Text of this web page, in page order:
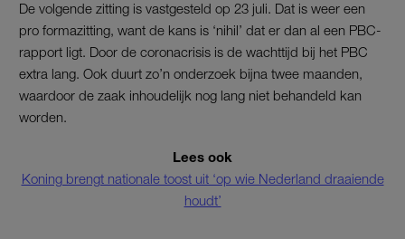
De volgende zitting is vastgesteld op 23 juli. Dat is weer een
pro formazitting, want de kans is ‘nihil’ dat er dan al een PBC-
rapport ligt. Door de coronacrisis is de wachttijd bij het PBC
extra lang. Ook duurt zo’n onderzoek bijna twee maanden,
waardoor de zaak inhoudelijk nog lang niet behandeld kan
worden.
Lees ook
Koning brengt nationale toost uit ‘op wie Nederland draaiende
houdt’